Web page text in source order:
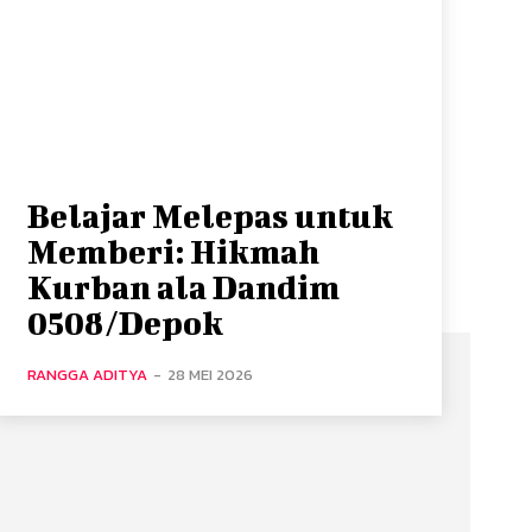
Belajar Melepas untuk
Memberi: Hikmah
Kurban ala Dandim
0508/Depok
RANGGA ADITYA - 28 MEI 2026